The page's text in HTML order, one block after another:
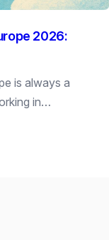
2026:
is always a
in…